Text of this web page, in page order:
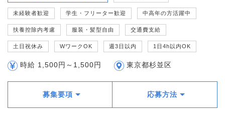
未経験者歓迎 学生・フリーター歓迎 中高年の方活躍中
扶養控除内考慮 服装・髪型自由 交通費支給
土日祝休み WワークOK 週3日以内 1日4h以内OK
時給 1,500円～1,500円 東京都杉並区
募集要項 応募方法